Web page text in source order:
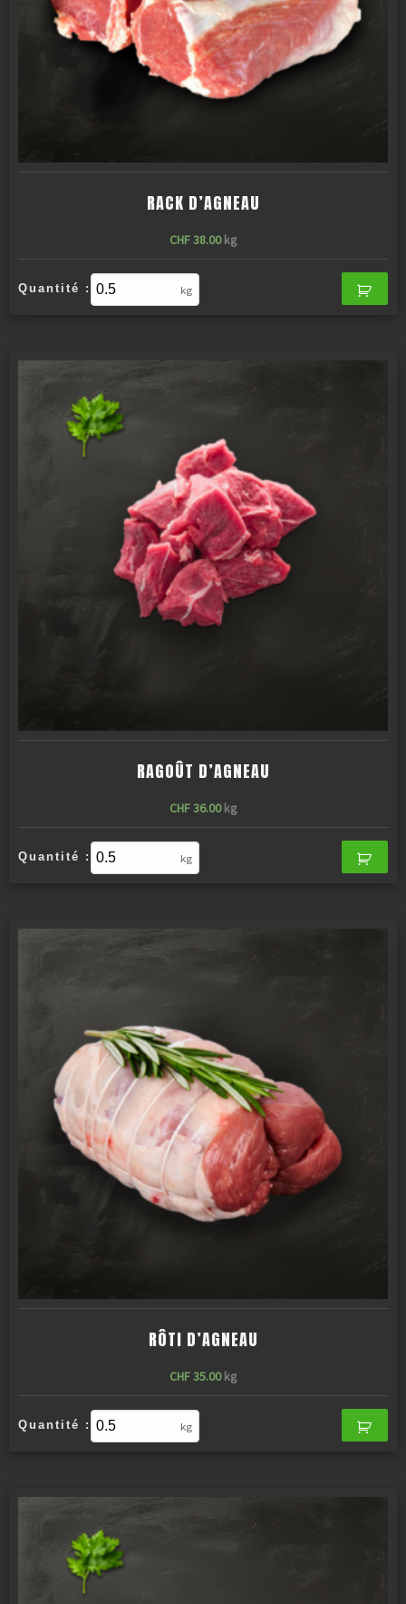
RACK D’AGNEAU
CHF38.00 kg
Quantité : kg
RAGOÛT D’AGNEAU
CHF36.00 kg
Quantité : kg
RÔTI D’AGNEAU
CHF35.00 kg
Quantité : kg